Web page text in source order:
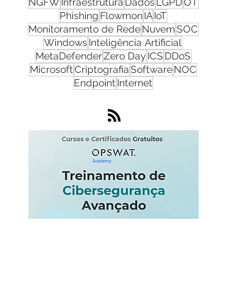
FirewallRedesWhatsUp Gold Check Point
CibersegurançaCloudZero Trust
NGFWInfraestruturaDadosLGPDOT
PhishingFlowmonIAIoT
Monitoramento de RedeNuvemSOC
WindowsInteligência Artificial
MetaDefenderZero DayICS
EndpointInternet